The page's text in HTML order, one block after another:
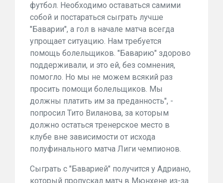
футбол. Необходимо оставаться самими
собой и постараться сыграть лучше
"Баварии", а гол в начале матча всегда
упрощает ситуацию. Нам требуется
помощь болельщиков. "Баварию" здорово
поддерживали, и это ей, без сомнения,
помогло. Но мы не можем всякий раз
просить помощи болельщиков. Мы
должны платить им за преданность", -
попросил Тито Виланова, за которым
должно остаться тренерское место в
клубе вне зависимости от исхода
полуфинального матча Лиги чемпионов.
Сыграть с "Баварией" получится у Адриано,
который пропускал матч в Мюнхене из-за